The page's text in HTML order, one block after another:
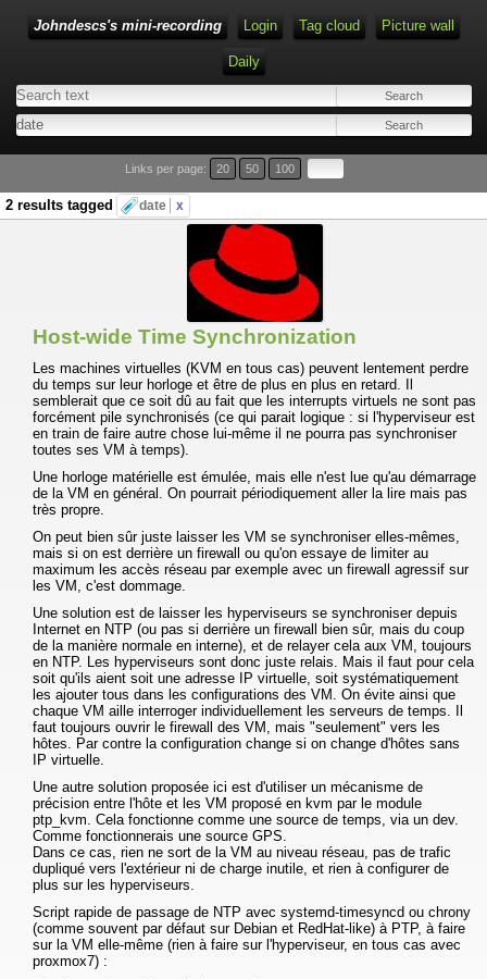
Johndescs's mini-recording Login Tag cloud Picture wall
Daily
Type 1 or more characters for results.
Links per page: 20 50 100
2 results tagged date x
Host-wide Time Synchronization
Les machines virtuelles (KVM en tous cas) peuvent lentement perdre
du temps sur leur horloge et être de plus en plus en retard. Il
semblerait que ce soit dû au fait que les interrupts virtuels ne sont pas
forcément pile synchronisés (ce qui parait logique : si l'hyperviseur est
en train de faire autre chose lui-même il ne pourra pas synchroniser
toutes ses VM à temps).
Une horloge matérielle est émulée, mais elle n'est lue qu'au démarrage
de la VM en général. On pourrait périodiquement aller la lire mais pas
très propre.
On peut bien sûr juste laisser les VM se synchroniser elles-mêmes,
mais si on est derrière un firewall ou qu'on essaye de limiter au
maximum les accès réseau par exemple avec un firewall agressif sur
les VM, c'est dommage.
Une solution est de laisser les hyperviseurs se synchroniser depuis
Internet en NTP (ou pas si derrière un firewall bien sûr, mais du coup
de la manière normale en interne), et de relayer cela aux VM, toujours
en NTP. Les hyperviseurs sont donc juste relais. Mais il faut pour cela
soit qu'ils aient soit une adresse IP virtuelle, soit systématiquement
les ajouter tous dans les configurations des VM. On évite ainsi que
chaque VM aille interroger individuellement les serveurs de temps. Il
faut toujours ouvrir le firewall des VM, mais "seulement" vers les
hôtes. Par contre la configuration change si on change d'hôtes sans
IP virtuelle.
Une autre solution proposée ici est d'utiliser un mécanisme de
précision entre l'hôte et les VM proposé en kvm par le module
ptp_kvm. Cela fonctionne comme une source de temps, via un dev.
Comme fonctionnerais une source GPS.
Dans ce cas, rien ne sort de la VM au niveau réseau, pas de trafic
dupliqué vers l'extérieur ni de charge inutile, et rien à configurer de
plus sur les hyperviseurs.
Script rapide de passage de NTP avec systemd-timesyncd ou chrony
(comme souvent par défaut sur Debian et RedHat-like) à PTP, à faire
sur la VM elle-même (rien à faire sur l'hyperviseur, en tous cas avec
proxmox7) :